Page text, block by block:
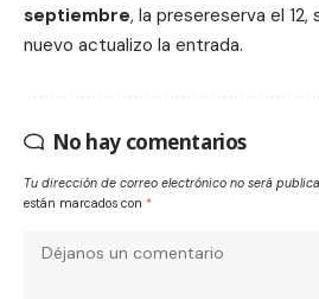
septiembre, la presereserva el
nuevo actualizo la entrada.
No hay comentarios
Tu dirección de correo electrónico no será
están marcados con *